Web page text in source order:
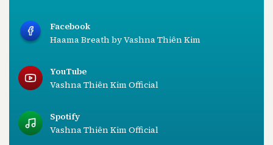
Facebook
Haama Breath by Vashna Thiên Kim
YouTube
Vashna Thiên Kim Official
Spotify
Vashna Thiên Kim Official